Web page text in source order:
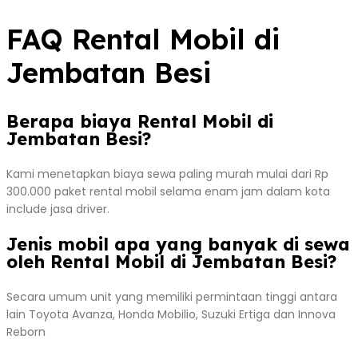
FAQ Rental Mobil di
Jembatan Besi
Berapa biaya Rental Mobil di
Jembatan Besi?
Kami menetapkan biaya sewa paling murah mulai dari Rp
300.000 paket rental mobil selama enam jam dalam kota
include jasa driver.
Jenis mobil apa yang banyak di sewa
oleh Rental Mobil di Jembatan Besi?
Secara umum unit yang memiliki permintaan tinggi antara
lain Toyota Avanza, Honda Mobilio, Suzuki Ertiga dan Innova
Reborn